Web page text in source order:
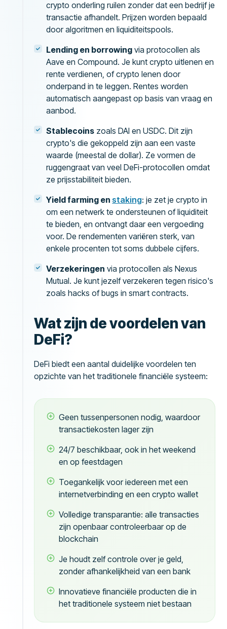
crypto onderling ruilen zonder dat een bedrijf je
transactie afhandelt. Prijzen worden bepaald
door algoritmen en liquiditeitspools.
Lending en borrowing via protocollen als
Aave en Compound. Je kunt crypto uitlenen en
rente verdienen, of crypto lenen door
onderpand in te leggen. Rentes worden
automatisch aangepast op basis van vraag en
aanbod.
Stablecoins zoals DAI en USDC. Dit zijn
crypto's die gekoppeld zijn aan een vaste
waarde (meestal de dollar). Ze vormen de
ruggengraat van veel DeFi-protocollen omdat
ze prijsstabiliteit bieden.
Yield farming en staking: je zet je crypto in
om een netwerk te ondersteunen of liquiditeit
te bieden, en ontvangt daar een vergoeding
voor. De rendementen variëren sterk, van
enkele procenten tot soms dubbele cijfers.
Verzekeringen via protocollen als Nexus
Mutual. Je kunt jezelf verzekeren tegen risico's
zoals hacks of bugs in smart contracts.
Wat zijn de voordelen van
DeFi?
DeFi biedt een aantal duidelijke voordelen ten
opzichte van het traditionele financiële systeem:
Geen tussenpersonen nodig, waardoor
transactiekosten lager zijn
24/7 beschikbaar, ook in het weekend
en op feestdagen
Toegankelijk voor iedereen met een
internetverbinding en een crypto wallet
Volledige transparantie: alle transacties
zijn openbaar controleerbaar op de
blockchain
Je houdt zelf controle over je geld,
zonder afhankelijkheid van een bank
Innovatieve financiële producten die in
het traditionele systeem niet bestaan